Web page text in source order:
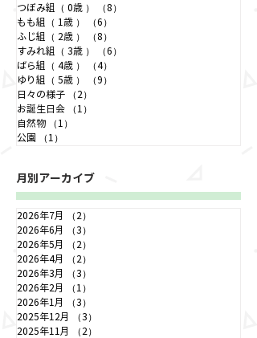
つぼみ組（ 0歳 ）
（8）
もも組（ 1歳 ）
（6）
ふじ組（ 2歳 ）
（8）
すみれ組（ 3歳 ）
（6）
ばら組（ 4歳 ）
（4）
ゆり組（ 5歳 ）
（9）
日々の様子
（2）
お誕生日会
（1）
自然物
（1）
公園
（1）
月別アーカイブ
2026年7月 （2）
2026年6月
（3）
2026年5月
（2）
2026年4月
（2）
2026年3月
（3）
2026年2月
（1）
2026年1月
（3）
2025年12月
（3）
2025年11月
（2）